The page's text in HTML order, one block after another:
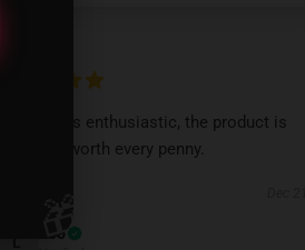
The shop is enthusiastic, the product is
premium, worth every penny.
Leo🎁